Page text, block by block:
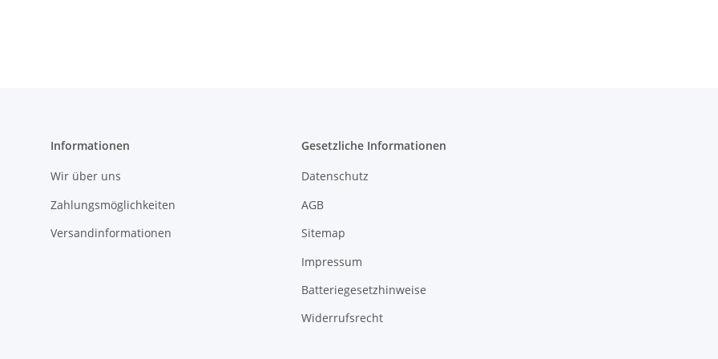
Informationen
Wir über uns
Zahlungsmöglichkeiten
Versandinformationen
Gesetzliche Informationen
Datenschutz
AGB
Sitemap
Impressum
Batteriegesetzhinweise
Widerrufsrecht